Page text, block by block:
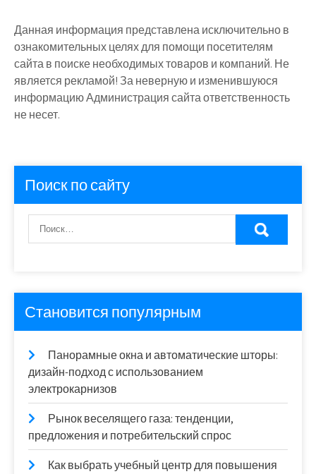
Данная информация представлена исключительно в
ознакомительных целях для помощи посетителям
сайта в поиске необходимых товаров и компаний. Не
является рекламой! За неверную и изменившуюся
информацию Администрация сайта ответственность
не несет.
Поиск по сайту
Становится популярным
Панорамные окна и автоматические шторы:
дизайн-подход с использованием
электрокарнизов
Рынок веселящего газа: тенденции,
предложения и потребительский спрос
Как выбрать учебный центр для повышения